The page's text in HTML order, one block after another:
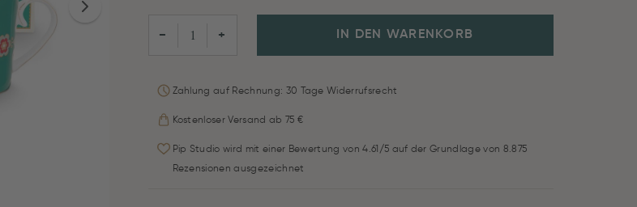
− + IN DEN WARENKORB
Zahlung auf Rechnung: 30 Tage Widerrufsrecht
Kostenloser Versand ab 75 €
Pip Studio wird mit einer Bewertung von 4.61/5 auf der Grundlage von 8.875
Rezensionen ausgezeichnet